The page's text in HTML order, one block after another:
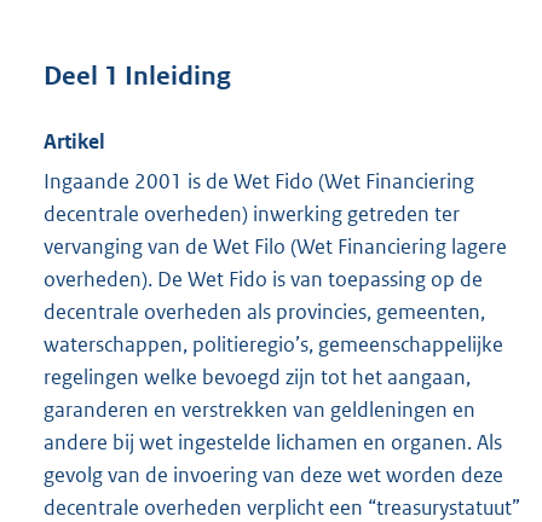
Deel 1 Inleiding
Artikel
Ingaande 2001 is de Wet Fido (Wet Financiering
decentrale overheden) inwerking getreden ter
vervanging van de Wet Filo (Wet Financiering lagere
overheden). De Wet Fido is van toepassing op de
decentrale overheden als provincies, gemeenten,
waterschappen, politieregio’s, gemeenschappelijke
regelingen welke bevoegd zijn tot het aangaan,
garanderen en verstrekken van geldleningen en
andere bij wet ingestelde lichamen en organen. Als
gevolg van de invoering van deze wet worden deze
decentrale overheden verplicht een “treasurystatuut”